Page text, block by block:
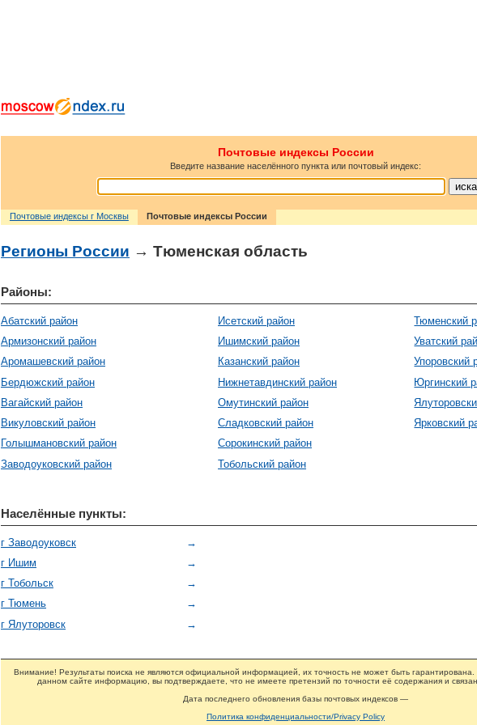
Почтовые индексы России
Введите название населённого пункта или почтовый индекс:
Почтовые индексы г Москвы Почтовые индексы России
Регионы России → Тюменская область
Районы:
Абатский район
Армизонский район
Аромашевский район
Бердюжский район
Вагайский район
Викуловский район
Голышмановский район
Заводоуковский район
Исетский район
Ишимский район
Казанский район
Нижнетавдинский район
Омутинский район
Сладковский район
Сорокинский район
Тобольский район
Тюменский
Уватский
Упоровский
Юргинский
Ярковский
Населённые пункты:
→
г Заводоуковск
→
г Ишим
→
г Тобольск
→
г Тюмень
→
г Ялуторовск
Внимание! Результаты поиска не являются официальной информацией, их точность не может быть гарантирована.
данном сайте информацию, вы подтверждаете, что не имеете претензий по точности её содержания и
Дата последнего обновления базы почтовых индексов —
Политика конфиденциальности/Privacy Policy